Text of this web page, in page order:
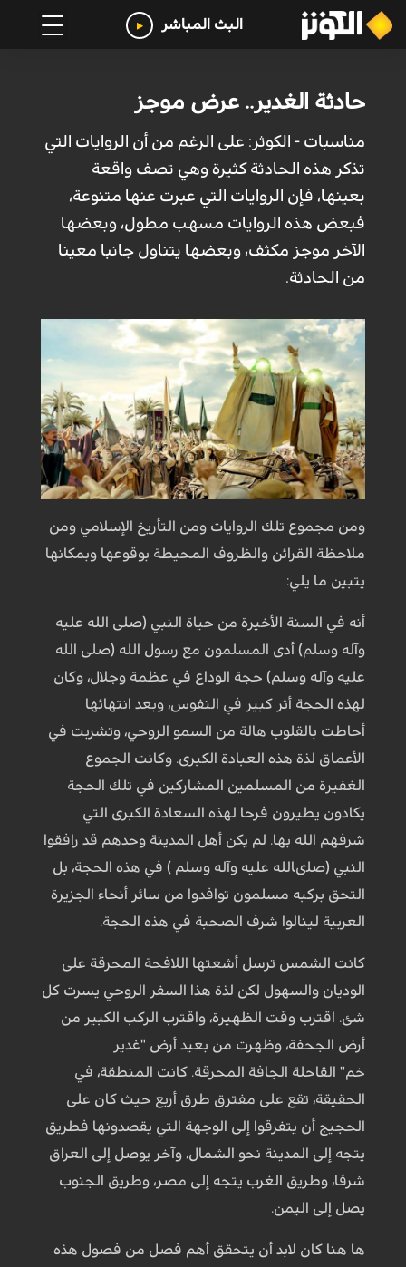
البث المباشر
حادثة الغدير.. عرض موجز
مناسبات - الكوثر: على الرغم من أن الروايات التي
تذكر هذه الحادثة كثيرة وهي تصف واقعة
بعينها، فإن الروايات التي عبرت عنها متنوعة،
فبعض هذه الروايات مسهب مطول، وبعضها
الآخر موجز مكثف، وبعضها يتناول جانبا معينا
من الحادثة.
ومن مجموع تلك الروايات ومن التأريخ الإسلامي ومن
ملاحظة القرائن والظروف المحيطة بوقوعها وبمكانها
يتبين ما يلي:
أنه في السنة الأخيرة من حياة النبي (صلى الله عليه
وآله وسلم) أدى المسلمون مع رسول الله (صلى الله
عليه وآله وسلم) حجة الوداع في عظمة وجلال، وكان
لهذه الحجة أثر كبير في النفوس، وبعد انتهائها
أحاطت بالقلوب هالة من السمو الروحي، وتشربت في
الأعماق لذة هذه العبادة الكبرى. وكانت الجموع
الغفيرة من المسلمين المشاركين في تلك الحجة
يكادون يطيرون فرحا لهذه السعادة الكبرى التي
شرفهم الله بها. لم يكن أهل المدينة وحدهم قد رافقوا
النبي (صلىالله عليه وآله وسلم ) في هذه الحجة، بل
التحق بركبه مسلمون توافدوا من سائر أنحاء الجزيرة
العربية لينالوا شرف الصحبة في هذه الحجة.
كانت الشمس ترسل أشعتها اللافحة المحرقة على
الوديان والسهول لكن لذة هذا السفر الروحي يسرت كل
شئ. اقترب وقت الظهيرة، واقترب الركب الكبير من
أرض الجحفة، وظهرت من بعيد أرض "غدير
خم" القاحلة الجافة المحرقة. كانت المنطقة، في
الحقيقة، تقع على مفترق طرق أربع حيث كان على
الحجيج أن يتفرقوا إلى الوجهة التي يقصدونها فطريق
يتجه إلى المدينة نحو الشمال، وآخر يوصل إلى العراق
شرقا، وطريق الغرب يتجه إلى مصر، وطريق الجنوب
يصل إلى اليمن.
ها هنا كان لابد أن يتحقق أهم فصل من فصول هذه